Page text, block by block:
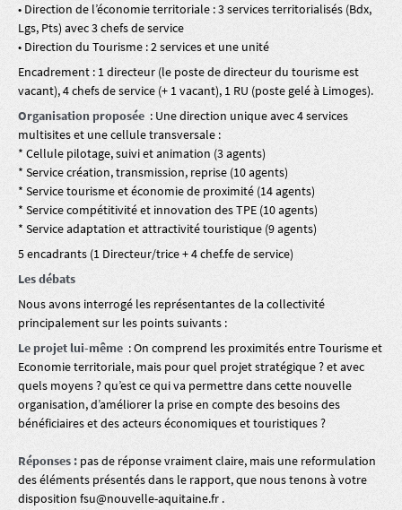
• Direction de l’économie territoriale : 3 services territorialisés (Bdx,
Lgs, Pts) avec 3 chefs de service
• Direction du Tourisme : 2 services et une unité
Encadrement : 1 directeur (le poste de directeur du tourisme est
vacant), 4 chefs de service (+ 1 vacant), 1 RU (poste gelé à Limoges).
Organisation proposée : Une direction unique avec 4 services
multisites et une cellule transversale :
* Cellule pilotage, suivi et animation (3 agents)
* Service création, transmission, reprise (10 agents)
* Service tourisme et économie de proximité (14 agents)
* Service compétitivité et innovation des TPE (10 agents)
* Service adaptation et attractivité touristique (9 agents)
5 encadrants (1 Directeur/trice + 4 chef.fe de service)
Les débats
Nous avons interrogé les représentantes de la collectivité
principalement sur les points suivants :
Le projet lui-même : On comprend les proximités entre Tourisme et
Economie territoriale, mais pour quel projet stratégique ? et avec
quels moyens ? qu’est ce qui va permettre dans cette nouvelle
organisation, d’améliorer la prise en compte des besoins des
bénéficiaires et des acteurs économiques et touristiques ?
Réponses : pas de réponse vraiment claire, mais une reformulation
des éléments présentés dans le rapport, que nous tenons à votre
disposition fsu@nouvelle-aquitaine.fr .